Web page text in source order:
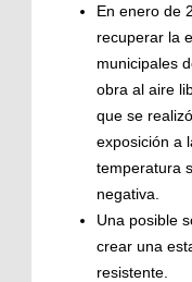
En enero de
recuperar la
municipales
obra al aire
que se
exposición a
temperatura
negativa.
Una posible
crear una
resistente.